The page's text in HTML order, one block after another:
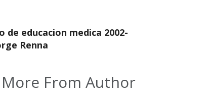
educacion medica 2002-
Renna
More From Author